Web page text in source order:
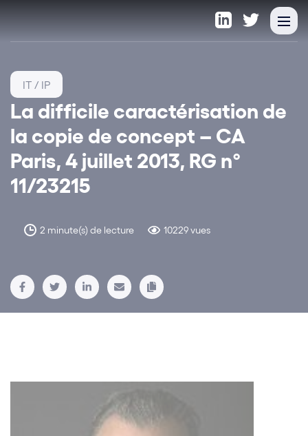
La difficile caractérisation de
la copie de concept – CA
Paris, 4 juillet 2013, RG n°
11/23215
2 minute(s) de lecture 10229 vues
IT / IP